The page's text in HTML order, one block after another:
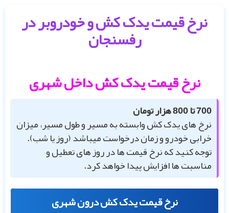
نرخ قیمت یدک کش و خودروبر در
رفسنجان
نرخ قیمت یدک کش داخل شهری
700 تا 800 هزار تومان
نرخ های یدک کش وابسته به مسیر و طول مسیر، میزان
خرابی خودرو و زمان درخواست میباشد (روز یا شب).
توجه کنید که نرخ قیمت ها در روز های تعطیل و
مناسبت ها افزایش پیدا خواهد کرد.
نرخ قیمت یدک کش درون شهری